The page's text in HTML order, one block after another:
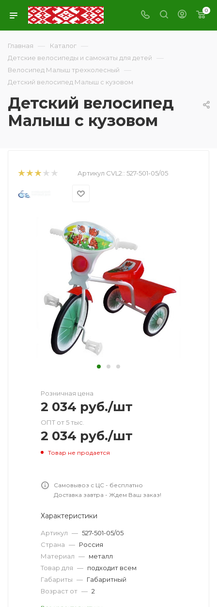
0
Главная — Каталог —
Детские велосипеды и самокаты для детей —
Велосипед Малыш трехколесный —
Детский велосипед Малыш с кузовом
Детский велосипед
Малыш с кузовом
Артикул CVL2:: 527-501-05/05
Розничная цена
2 034 руб./шт
ОПТ от 5 тыс.
2 034 руб./шт
Товар не продается
Самовывоз с ЦС - бесплатно
Доставка завтра - Ждем Ваш заказ!
Характеристики
Артикул — 527-501-05/05
Страна — Россия
Материал — металл
Товар для — подходит всем
Габариты — Габаритный
Возраст от — 2